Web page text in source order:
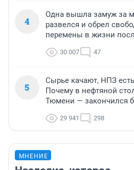
4
Одна вышла замуж за
развелся и обрел
перемены в жизни
30 007 47
5
Сырье качают, НПЗ
Почему в нефтяной
Тюмени — закончился
29 941 298
МНЕНИЕ